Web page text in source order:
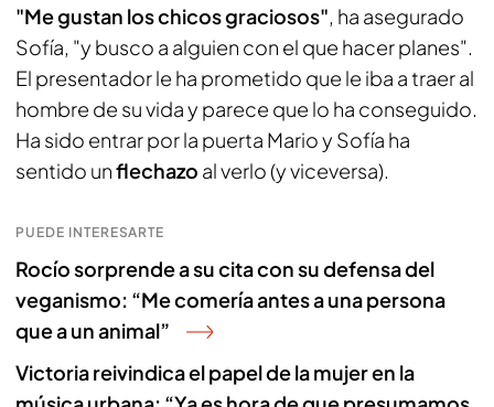
"Me gustan los chicos graciosos", ha asegurado
Sofía, "y busco a alguien con el que hacer planes".
El presentador le ha prometido que le iba a traer al
hombre de su vida y parece que lo ha conseguido.
Ha sido entrar por la puerta Mario y Sofía ha
sentido unflechazo al verlo (y viceversa).
PUEDE INTERESARTE
Rocío sorprende a su cita con su defensa del
veganismo: “Me comería antes a una persona
que a un animal”
Victoria reivindica el papel de la mujer en la